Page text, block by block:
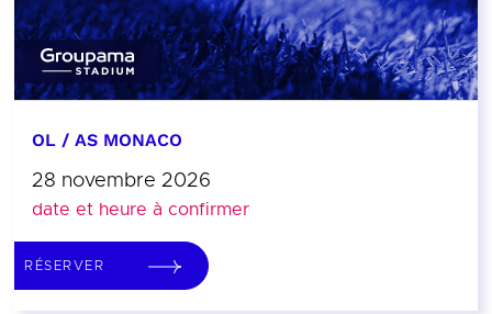
OL / AS MONACO
28 novembre 2026
date et heure à confirmer
RÉSERVER